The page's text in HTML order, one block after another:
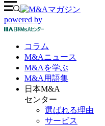
powered by
コラム
M&Aニュース
M&Aを学ぶ
M&A 用語集
日本M&A
センター
選ばれる理由
サービス